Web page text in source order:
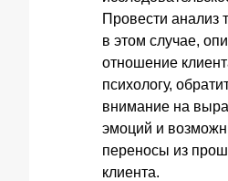
Провести анализ
в этом случае,
отношение
психологу,
внимание на
эмоций и
переносы из
клиента.